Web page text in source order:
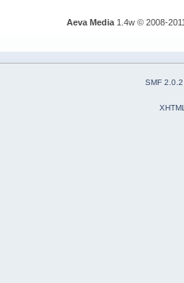
Aeva Media1.4w © 2008-
SMF 2.0.2